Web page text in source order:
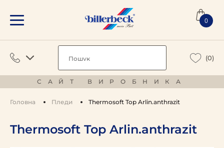
0
(0)
САЙТ ВИРОБНИКА
Головна Пледи Thermosoft Top Arlin.anthrazit
Thermosoft Top Arlin.anthrazit